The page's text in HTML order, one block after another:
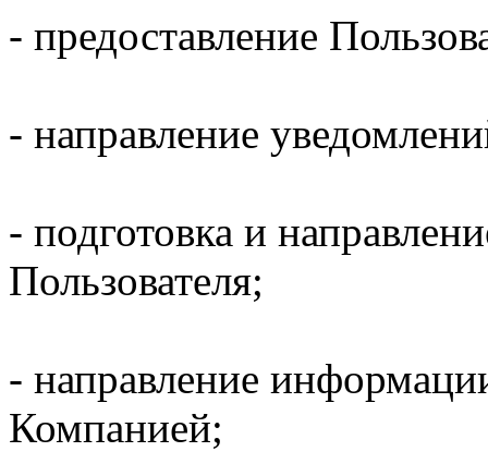
- предоставление
- направление
- подготовка и
Пользователя;
- направление
Компанией;